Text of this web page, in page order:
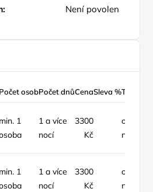
Není povolen
Počet osobPočet dnůCenaSleva %Typ ceny
min. 1
1 a více
nocí
3300
Kč
objekt /
noc
min. 1
1 a více
nocí
3300
Kč
objekt /
noc